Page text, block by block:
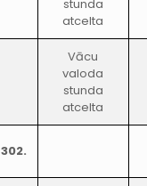
stunda
atcelta
Vācu
valoda
stunda
atcelta
302.